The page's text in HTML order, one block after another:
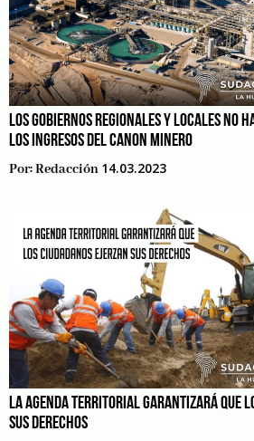
LOS GOBIERNOS REGIONALES Y LOCALES NO
LOS INGRESOS DEL CANON MINERO
Por:Redacción 14.03.2023
LA AGENDA TERRITORIAL GARANTIZARÁ QUE
SUS DERECHOS